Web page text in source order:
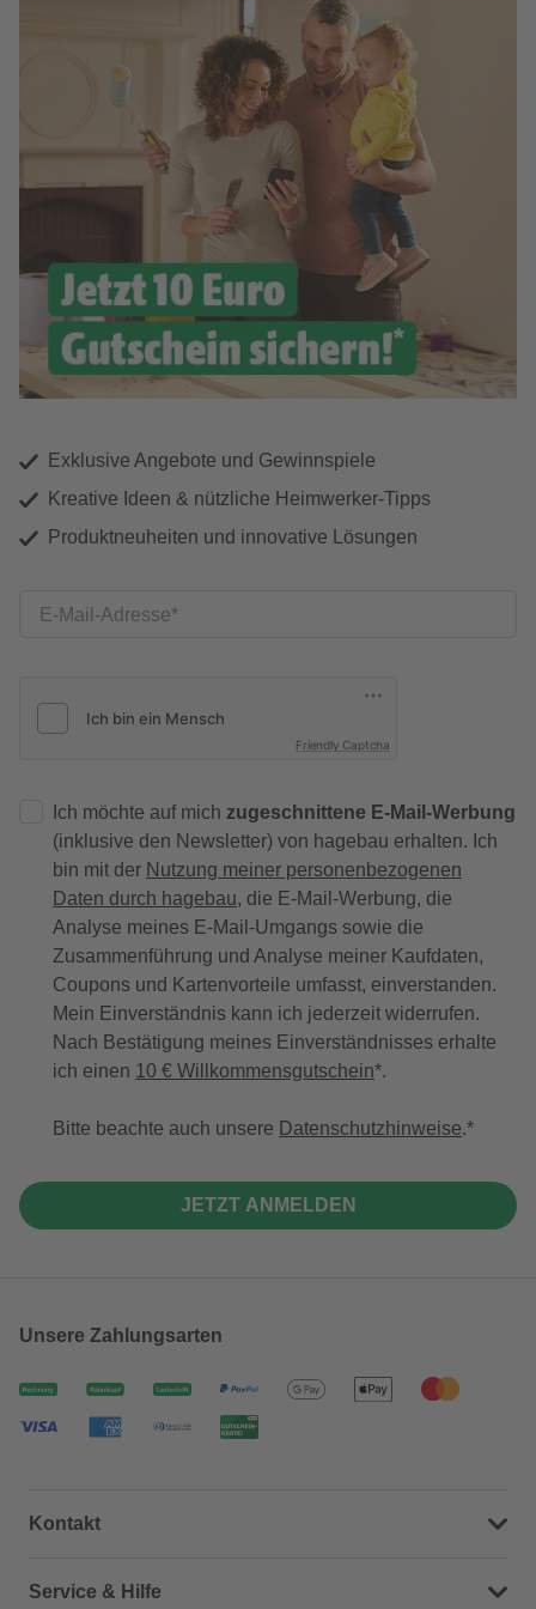
Exklusive Angebote und Gewinnspiele
Kreative Ideen & nützliche Heimwerker-Tipps
Produktneuheiten und innovative Lösungen
E-Mail-Adresse
Friendly Captcha
Ich möchte auf mich zugeschnittene E-Mail-Werbung
(inklusive den Newsletter) von hagebau erhalten. Ich
bin mit der Nutzung meiner personenbezogenen
Daten durch hagebau, die E-Mail-Werbung, die
Analyse meines E-Mail-Umgangs sowie die
Zusammenführung und Analyse meiner Kaufdaten,
Coupons und Kartenvorteile umfasst, einverstanden.
Mein Einverständnis kann ich jederzeit widerrufen.
Nach Bestätigung meines Einverständnisses erhalte
ich einen 10 € Willkommensgutschein*.
Bitte beachte auch unsere Datenschutzhinweise.
JETZT ANMELDEN
Unsere Zahlungsarten
Kontakt
Dein Kontakt zu uns
Service & Hilfe